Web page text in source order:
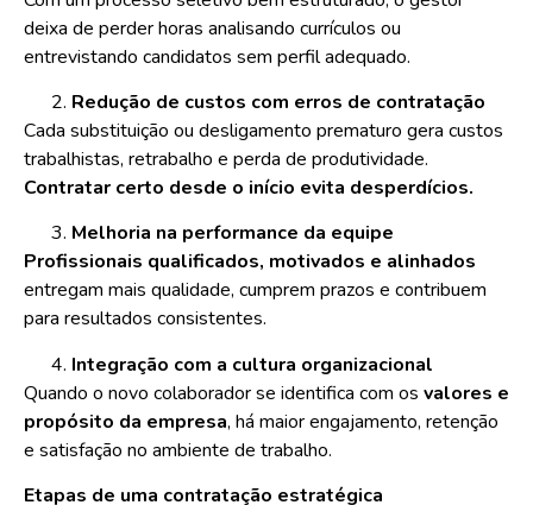
deixa de perder horas analisando currículos ou
entrevistando candidatos sem perfil adequado.
Redução de custos com erros de contratação
Cada substituição ou desligamento prematuro gera custos
trabalhistas, retrabalho e perda de produtividade.
Contratar certo desde o início evita desperdícios.
Melhoria na performance da equipe
Profissionais qualificados, motivados e alinhados
entregam mais qualidade, cumprem prazos e contribuem
para resultados consistentes.
Integração com a cultura organizacional
Quando o novo colaborador se identifica com os valores e
propósito da empresa, há maior engajamento, retenção
e satisfação no ambiente de trabalho.
Etapas de uma contratação estratégica